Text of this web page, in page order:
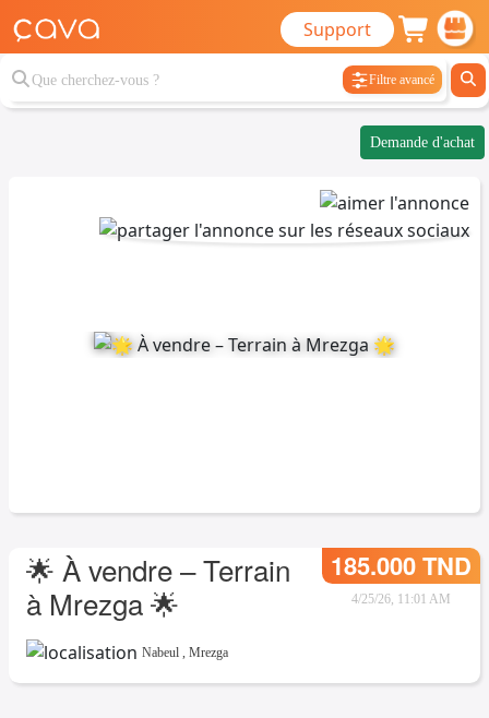
Support
Filtre avancé
Demande d'achat
🌟 À vendre – Terrain
à Mrezga 🌟
185.000 TND
4/25/26, 11:01 AM
Nabeul , Mrezga